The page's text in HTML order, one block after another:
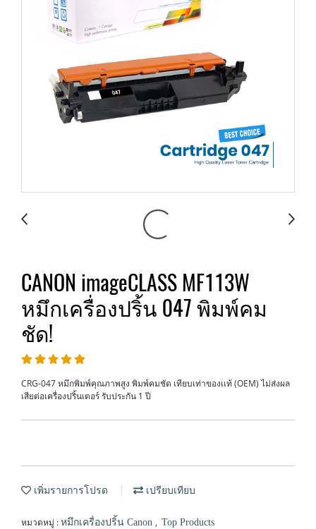
CANON imageCLASS MF113W
หมึกเครื่องปริ้น 047 พิมพ์คม
ชัด!
CRG-047 หมึกพิมพ์คุณภาพสูง พิมพ์คมชัด เทียบเท่าของเเท้ (OEM) ไม่ส่งผล
เสียต่อเครื่องปริ้นเตอร์ รับประกัน 1 ปี
เพิ่มรายการโปรด เปรียบเทียบ
หมวดหมู่ : หมึกเครื่องปริ้น Canon , Top Products